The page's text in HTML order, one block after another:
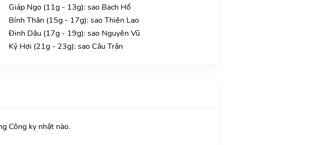
Giáp Ngọ (11g - 13g): sao Bạch Hổ
Bính Thân (15g - 17g): sao Thiên Lao
Đinh Dậu (17g - 19g): sao Nguyên Vũ
Kỷ Hợi (21g - 23g): sao Câu Trận
Công kỵ nhật nào.